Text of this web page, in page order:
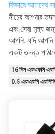
কিভাবে আমাদের
নীচের আপনার
এবং সেরা মূল্য
আপনি, যদি আপনি
একটি তদন্ত
16 পিন এফএফসি
0.5 এফএফসি